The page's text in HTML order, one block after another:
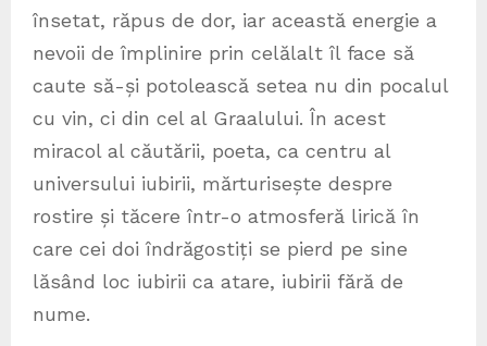
însetat, răpus de dor, iar această energie a
nevoii de împlinire prin celălalt îl face să
caute să-și potolească setea nu din pocalul
cu vin, ci din cel al Graalului. În acest
miracol al căutării, poeta, ca centru al
universului iubirii, mărturisește despre
rostire și tăcere într-o atmosferă lirică în
care cei doi îndrăgostiți se pierd pe sine
lăsând loc iubirii ca atare, iubirii fără de
nume.